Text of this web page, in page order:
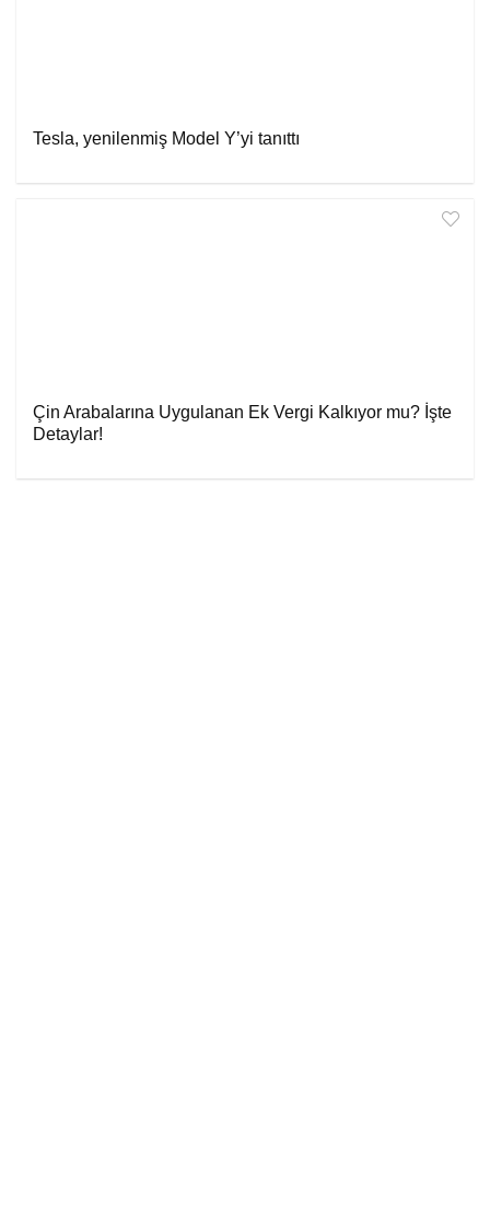
Tesla, yenilenmiş Model Y’yi tanıttı
Çin Arabalarına Uygulanan Ek Vergi Kalkıyor mu? İşte
Detaylar!